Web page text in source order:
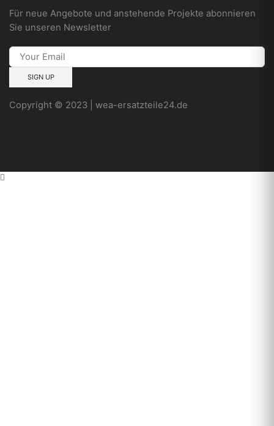
Für neue Angebote und anstehende Projekte abonnieren
Sie unseren Newsletter
Copyright © 2023 | wea-ersatzteile24.de